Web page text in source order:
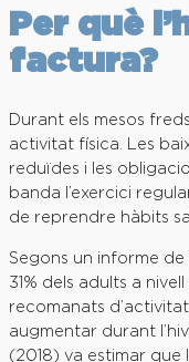
Per què
factura?
Durant els mesos
activitat física. Les
reduïdes i les
banda l’exercici
de reprendre hàbits
Segons un informe de
31% dels adults a
recomanats
augmentar durant
(2018) va estimar que